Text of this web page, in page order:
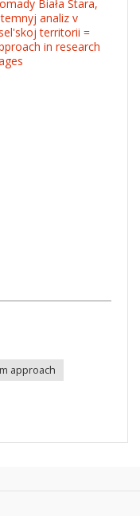
Biała Stara,
analiz v
territorii =
in research
approach